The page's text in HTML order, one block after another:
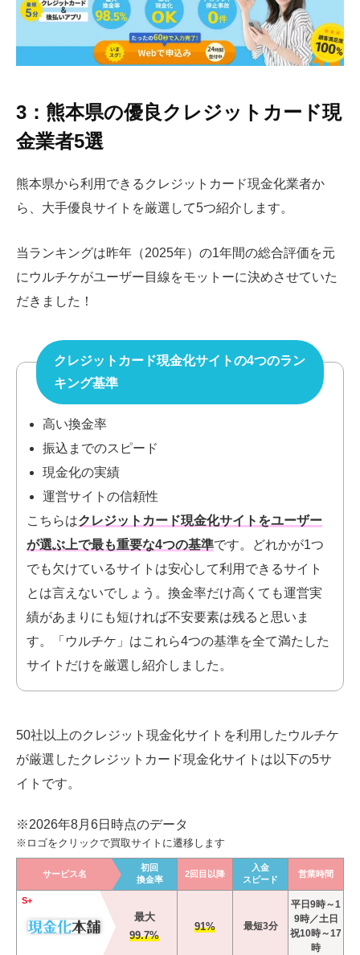
3：熊本県の優良クレジットカード現
金業者5選
熊本県から利用できるクレジットカード現金化業者か
ら、大手優良サイトを厳選して5つ紹介します。
当ランキングは昨年（2025年）の1年間の総合評価を元
にウルチケがユーザー目線をモットーに決めさせていた
だきました！
クレジットカード現金化サイトの4つのラン
キング基準
高い換金率
振込までのスピード
現金化の実績
運営サイトの信頼性
こちらはクレジットカード現金化サイトをユーザー
が選ぶ上で最も重要な4つの基準です。
どれかが1つ
でも欠けているサイトは安心して利用できるサイト
とは言えないでしょう。換金率だけ高くても運営実
績があまりにも短ければ不安要素は残ると思いま
す。「ウルチケ」はこれら4つの基準を全て満たした
サイトだけを厳選し紹介しました。
50社以上のクレジット現金化サイトを利用したウルチケ
が厳選したクレジットカード現金化サイトは以下の5サ
イトです。
※2026年8月6日時点のデータ
※ロゴをクリックで買取サイトに遷移します
サービス名
初回
換金率
2回目以降
入金
スピード
営業時間
S+
最大
99.7%
91% 最短3分
平日9時～1
9時／土日
祝10時～17
時